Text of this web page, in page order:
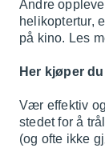
Andre
helikoptertur,
på kino. Les
Her kjøper
Vær effektiv
stedet for å
(og ofte ikke